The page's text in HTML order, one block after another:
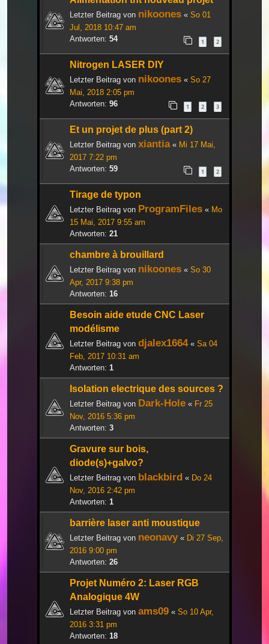
Letzter Beitrag von nikoones « So 01
Jul, 2018 10:47 am
Antworten: 54 1 2
Nitrogen LASER DIY
Letzter Beitrag von nikoones « So 27
Mai, 2018 2:05 pm
Antworten: 96 1 2 3
Et un projet de plus (part 2)
Letzter Beitrag von xiantia« Mi 17 Mai,
2017 7:22 pm
Antworten: 59 1 2
Tirage de typon
Letzter Beitrag von ProgramFiles « Mo
15 Mai, 2017 9:55 am
Antworten: 21
chambre à brouillard
Letzter Beitrag von nikoones « So 30
Apr, 2017 9:38 pm
Antworten: 16
Besoin aide etude CNC Laser
modélisme
Letzter Beitrag von djalex1664« Sa 04
Feb, 2017 10:31 am
Antworten: 1
Isolation electrique des sources ?
Letzter Beitrag von Dark-Hole « Fr 25
Nov, 2016 5:36 pm
Antworten: 3
Gravure sur bois,
diode(s)+galvo?
Letzter Beitrag von blackbird « Do 24
Nov, 2016 2:42 pm
Antworten: 1
barrière laser anti moustique
Letzter Beitrag von neonavy« Di 27 Sep,
2016 9:00 pm
Antworten: 26
Projet Numéro 2: Laser RGB
Analogique 4W
Letzter Beitrag von ams09 « So 10 Apr,
2016 3:31 pm
Antworten: 18